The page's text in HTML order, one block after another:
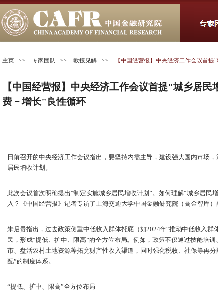
主页 >> 专家团队 >> 教授见解 >> 【中国经营报】中央经济工作会议首
【中国经营报】中央经济工作会议首提"城乡居
费－增长"良性循环
日前召开的中央经济工作会议指出，要坚持内需主导，建设强大国内市场
居民增收计划。
此次会议首次明确提出“制定实施城乡居民增收计划”。如何理解“城乡居民
入？《中国经营报》记者专访了上海交通大学中国金融研究院（高金智库
朱启贵指出，过去政策侧重中低收入群体托底（如2024年“推动中低收入群
民，形成“提低、扩中、限高”的全方位布局。例如，政策不仅通过技能培
市、盘活农村土地资源等拓宽财产性收入渠道，同时强化税收、社保等再
配”的制度体系。
“提低、扩中、限高”全方位布局